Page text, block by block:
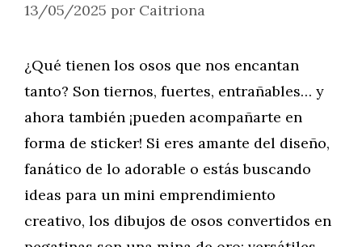
13/05/2025 por Caitriona
¿Qué tienen los osos que nos encantan
tanto? Son tiernos, fuertes, entrañables… y
ahora también ¡pueden acompañarte en
forma de sticker! Si eres amante del diseño,
fanático de lo adorable o estás buscando
ideas para un mini emprendimiento
creativo, los dibujos de osos convertidos en